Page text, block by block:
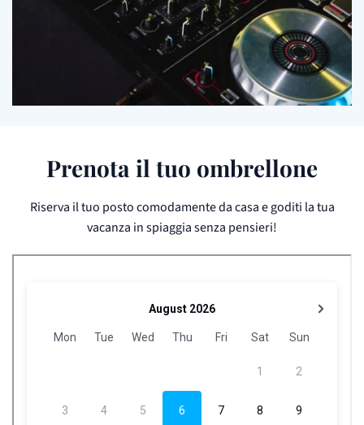
Prenota il tuo ombrellone
Riserva il tuo posto comodamente da casa e goditi la tua
vacanza in spiaggia senza pensieri!